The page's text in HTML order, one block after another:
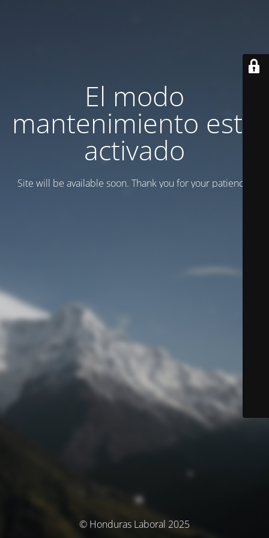
El modo
mantenimiento está
activado
Site will be available soon. Thank you for your patience!
© Honduras Laboral 2025